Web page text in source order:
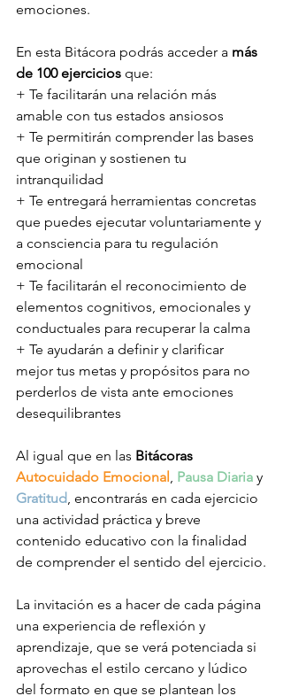
emociones.
En esta Bitácora podrás acceder a más
de 100 ejercicios que:
+ Te facilitarán una relación más
amable con tus estados ansiosos
+ Te permitirán comprender las bases
que originan y sostienen tu
intranquilidad
+ Te entregará herramientas concretas
que puedes ejecutar voluntariamente y
a consciencia para tu regulación
emocional
+ Te facilitarán el reconocimiento de
elementos cognitivos, emocionales y
conductuales para recuperar la calma
+ Te ayudarán a definir y clarificar
mejor tus metas y propósitos para no
perderlos de vista ante emociones
desequilibrantes
Al igual que en las Bitácoras
Autocuidado Emocional, Pausa Diaria y
Gratitud, encontrarás en cada ejercicio
una actividad práctica y breve
contenido educativo con la finalidad
de comprender el sentido del ejercicio.
La invitación es a hacer de cada página
una experiencia de reflexión y
aprendizaje, que se verá potenciada si
aprovechas el estilo cercano y lúdico
del formato en que se plantean los